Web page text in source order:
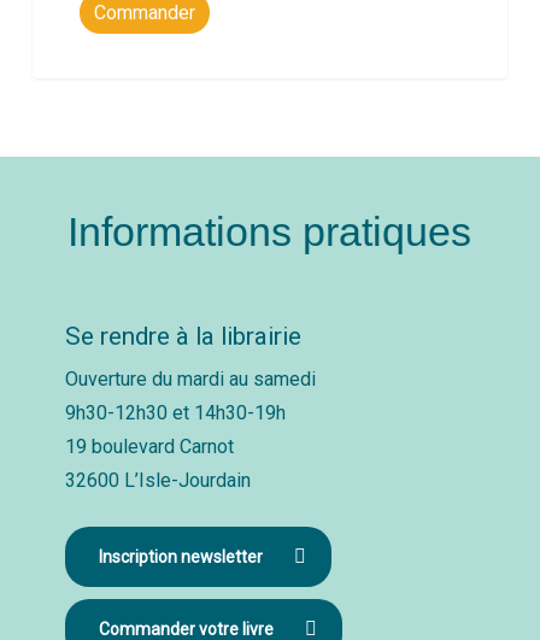
Commander
Informations pratiques
Se rendre à la librairie
Ouverture du mardi au samedi
9h30-12h30 et 14h30-19h
19 boulevard Carnot
32600 L’Isle-Jourdain
Inscription newsletter
Commander votre livre